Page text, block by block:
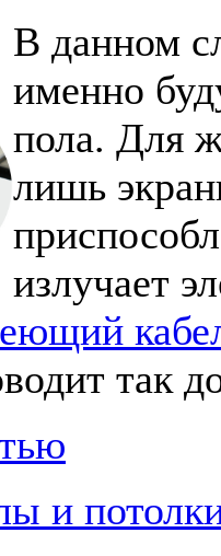
В данном
именно
пола. Для
лишь
излучает
так
и